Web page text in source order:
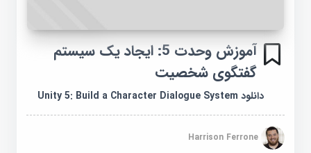
آموزش وحدت 5: ایجاد یک سیستم
گفتگوی شخصیت
دانلود Unity 5: Build a Character Dialogue System
Harrison Ferrone